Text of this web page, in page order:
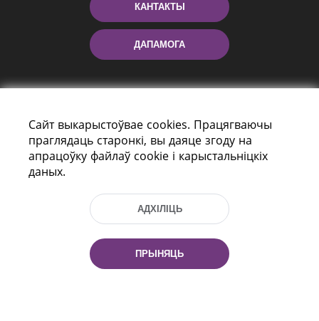
КАНТАКТЫ
ДАПАМОГА
праспект Незалежнасці 116
г. Мiнск, Рэспубліка Беларусь, 220114
Тэл.: (+375 17) 368 37 37, Факс: (+375 17)
Эл. пошта: inbox@nlb.by
Сайт выкарыстоўвае cookies. Працягваючы
праглядаць старонкі, вы даяце згоду на
апрацоўку файлаў cookie і карыстальніцкіх
даных.
АДХІЛІЦЬ
ПРЫНЯЦЬ